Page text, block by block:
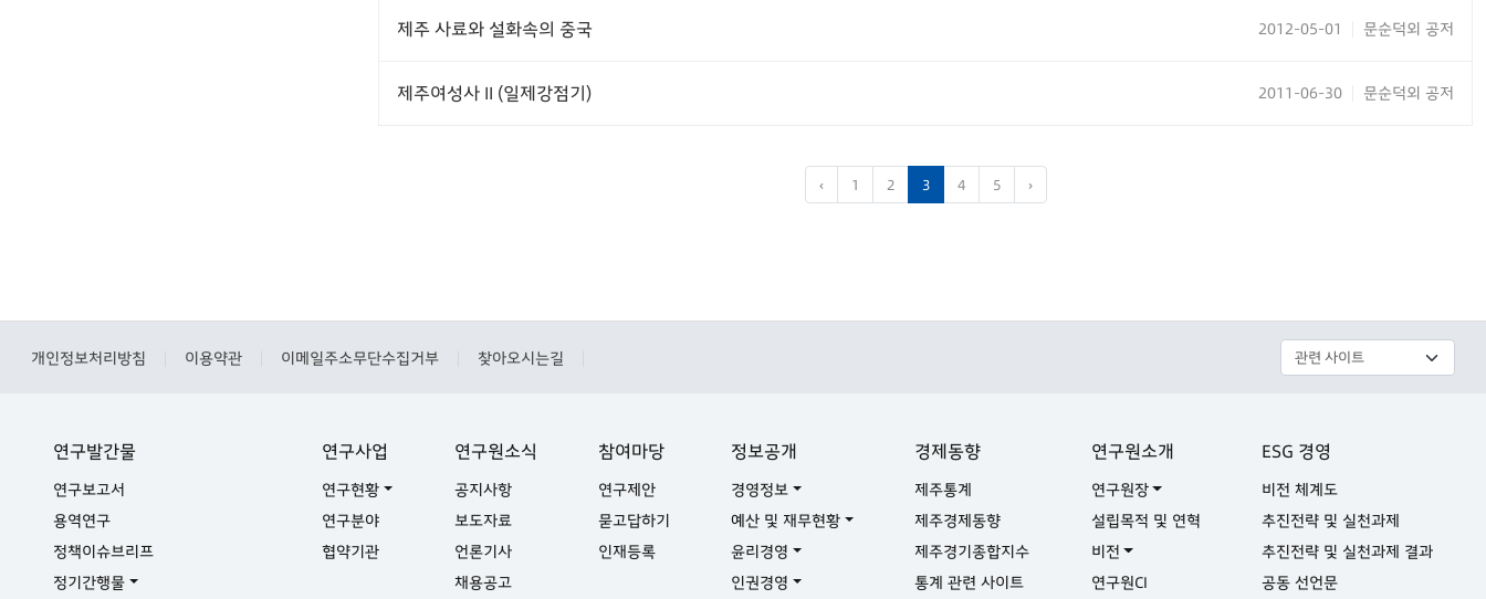
제주 사료와 설화속의 중국 2012-05-01 문순덕외 공저
제주여성사 II (일제강점기) 2011-06-30 문순덕외 공저
‹ 1 2 3 4 5 ›
개인정보처리방침 이용약관 이메일주소무단수집거부 찾아오시는길
연구발간물
연구보고서
용역연구
정책이슈브리프
정기간행물
연구사업
연구현황
연구분야
협약기관
연구원소식
공지사항
보도자료
언론기사
채용공고
참여마당
연구제안
묻고답하기
인재등록
정보공개
경영정보
예산 및 재무현황
윤리경영
인권경영
경제동향
제주통계
제주경제동향
제주경기종합지수
통계 관련 사이트
연구원소개
연구원장
설립목적 및 연혁
비전
연구원CI
ESG 경영
비전 체계도
추진전략 및 실천과제
추진전략 및 실천과제 결과
공동 선언문